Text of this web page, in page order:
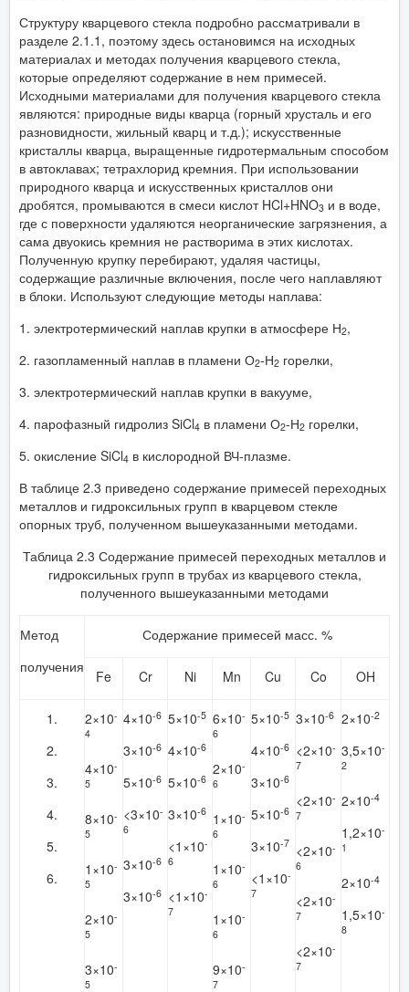
Структуру кварцевого стекла подробно рассматривали в
разделе 2.1.1, поэтому здесь остановимся на исходных
материалах и методах получения кварцевого стекла,
которые определяют содержание в нем примесей.
Исходными материалами для получения кварцевого стекла
являются: природные виды кварца (горный хрусталь и его
разновидности, жильный кварц и т.д.); искусственные
кристаллы кварца, выращенные гидротермальным способом
в автоклавах; тетрахлорид кремния. При использовании
природного кварца и искусственных кристаллов они
дробятся, промываются в смеси кислот HCl+HNO3 и в воде,
где с поверхности удаляются неорганические загрязнения, а
сама двуокись кремния не растворима в этих кислотах.
Полученную крупку перебирают, удаляя частицы,
содержащие различные включения, после чего наплавляют
в блоки. Используют следующие методы наплава:
1. электротермический наплав крупки в атмосфере Н2,
2. газопламенный наплав в пламени О2-Н2 горелки,
3. электротермический наплав крупки в вакууме,
4. парофазный гидролиз SiCl4 в пламени О2-Н2 горелки,
5. окисление SiCl4 в кислородной ВЧ-плазме.
В таблице 2.3 приведено содержание примесей переходных
металлов и гидроксильных групп в кварцевом стекле
опорных труб, полученном вышеуказанными методами.
Таблица 2.3 Содержание примесей переходных металлов и
гидроксильных групп в трубах из кварцевого стекла,
полученного вышеуказанными методами
Метод
получения
Содержание примесей масс. %
Fe Cr Ni Mn Cu Co OH
1.
2.
3.
4.
5.
6.
2×10-
4
4×10-
5
8×10-
5
1×10-
5
2×10-
5
3×10-
5
4×10-6
3×10-6
5×10-6
<3×10-
6
3×10-6
3×10-6
5×10-5
4×10-6
5×10-6
3×10-6
<1×10-
6
<1×10-
7
6×10-
6
2×10-
6
1×10-
6
1×10-
6
1×10-
6
9×10-
7
5×10-5
4×10-6
3×10-6
5×10-6
3×10-7
<1×10-
7
3×10-6
<2×10-
7
<2×10-
7
<2×10-
6
<2×10-
7
<2×10-
7
2×10-2
3,5×10-
2
2×10-4
1,2×10-
1
2×10-4
1,5×10-
8